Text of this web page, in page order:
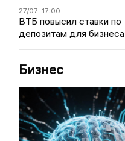
27/07 17:00
ВТБ повысил ставки по
депозитам для бизнеса
Бизнес